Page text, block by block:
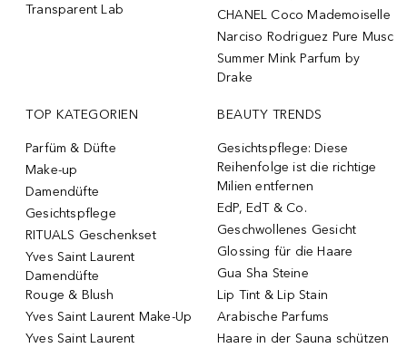
Transparent Lab
CHANEL Coco Mademoiselle
Narciso Rodriguez Pure Musc
Summer Mink Parfum by
Drake
TOP KATEGORIEN
Parfüm & Düfte
Make-up
Damendüfte
Gesichtspflege
RITUALS Geschenkset
Yves Saint Laurent
Damendüfte
Rouge & Blush
Yves Saint Laurent Make-Up
Yves Saint Laurent
BEAUTY TRENDS
Gesichtspflege: Diese
Reihenfolge ist die richtige
Milien entfernen
EdP, EdT & Co.
Geschwollenes Gesicht
Glossing für die Haare
Gua Sha Steine
Lip Tint & Lip Stain
Arabische Parfums
Haare in der Sauna schützen